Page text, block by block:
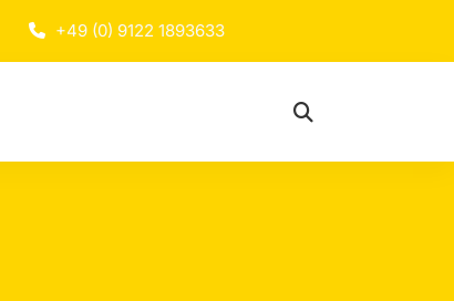
+49 (0) 9122 1893633